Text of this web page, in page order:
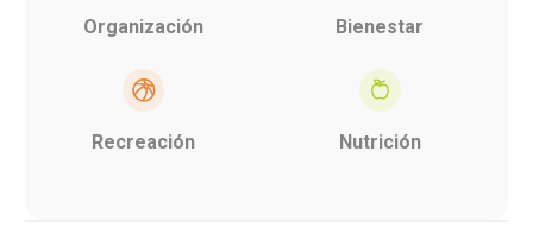
Organización Bienestar
Recreación Nutrición